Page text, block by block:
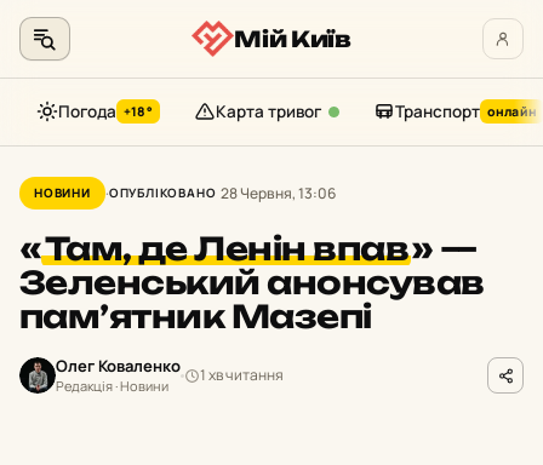
до
контенту
Мій Київ
Погода +18° Карта тривог Транспорт онлайн
НОВИНИ ОПУБЛІКОВАНО 28 Червня, 13:06
«Там, де Ленін впав» —
Зеленський анонсував
пам’ятник Мазепі
Олег Коваленко
Редакція · Новини
1 хв читання